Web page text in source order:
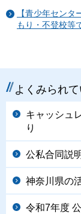
【青少年セン
もり・不登校等
よくみられ
キャッシュ
り
公私合同説
神奈川県の
令和7年度